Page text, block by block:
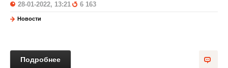
28-01-2022, 13:21 6 163
Новости
Подробнее